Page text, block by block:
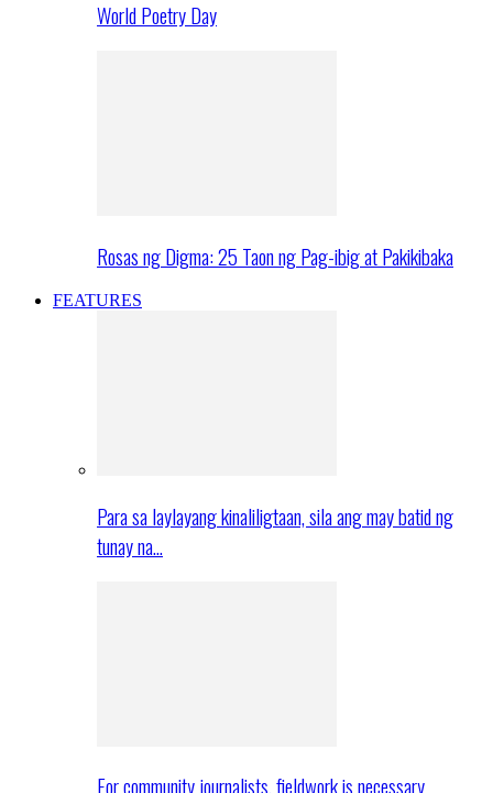
World Poetry Day
Rosas ng Digma: 25 Taon ng Pag-ibig at Pakikibaka
FEATURES
Para sa laylayang kinaliligtaan, sila ang may batid ng
tunay na…
For community journalists, fieldwork is necessary